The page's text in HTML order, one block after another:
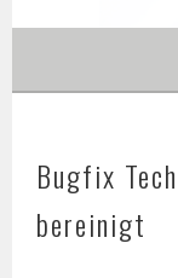
Bugfix
bereinigt